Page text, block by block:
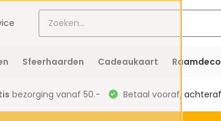
Sfeerhaarden Cadeaukaart
bezorging vanaf 50.- Betaal vooraf,